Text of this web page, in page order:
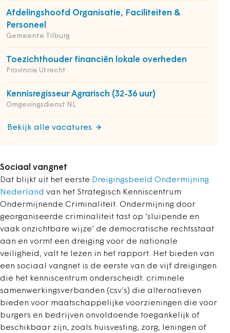
Afdelingshoofd Organisatie, Faciliteiten &
Personeel
Gemeente Tilburg
Toezichthouder financiën lokale overheden
Provincie Utrecht
Kennisregisseur Agrarisch (32-36 uur)
Omgevingsdienst NL
Bekijk alle vacatures
Sociaal vangnet
Dat blijkt uit het eerste Dreigingsbeeld Ondermijning
Nederland van het Strategisch Kenniscentrum
Ondermijnende Criminaliteit. Ondermijning door
georganiseerde criminaliteit tast op ‘sluipende en
vaak onzichtbare wijze’ de democratische rechtsstaat
aan en vormt een dreiging voor de nationale
veiligheid, valt te lezen in het rapport. Het bieden van
een sociaal vangnet is de eerste van de vijf dreigingen
die het kenniscentrum onderscheidt: criminele
samenwerkingsverbanden (csv’s) die alternatieven
bieden voor maatschappelijke voorzieningen die voor
burgers en bedrijven onvoldoende toegankelijk of
beschikbaar zijn, zoals huisvesting, zorg, leningen of